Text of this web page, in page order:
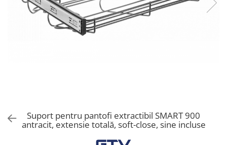
Profile maner
Plinte, antistropi & accesorii
Suport pentru pantofi extractibil SMART 900
antracit, extensie totală, soft-close, sine incluse